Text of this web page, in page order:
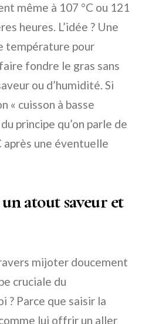
même à 107 °C ou 121
heures. L’idée ? Une
température pour
fondre le gras sans
ou d’humidité. Si
« cuisson à basse
principe qu’on parle de
après une éventuelle
atout saveur et
mijoter doucement
cruciale du
? Parce que saisir la
lui offrir un aller